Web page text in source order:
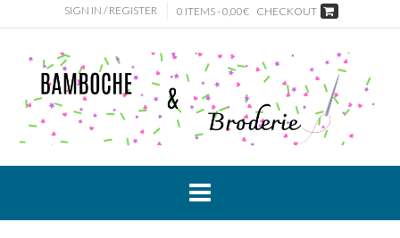
to
SIGN IN / REGISTER 0 ITEMS - 0,00€ CHECKOUT